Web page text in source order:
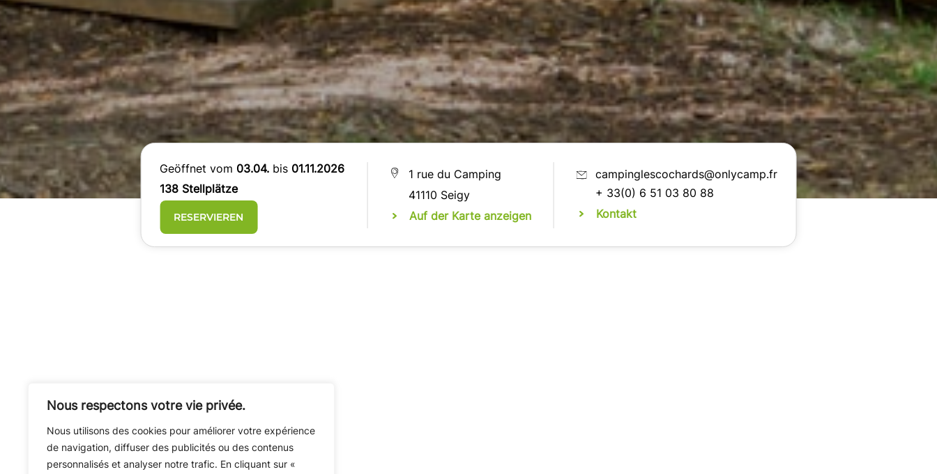
Nous respectons votre vie privée.
Nous utilisons des cookies pour améliorer votre expérience
de navigation, diffuser des publicités ou des contenus
personnalisés et analyser notre trafic. En cliquant sur «
Geöffnet vom 03.04. bis 01.11.2026
138 Stellplätze
RESERVIEREN
1 rue du Camping
41110 Seigy
Auf der Karte anzeigen
campinglescochards@onlycamp.fr
+ 33(0) 6 51 03 80 88
Kontakt